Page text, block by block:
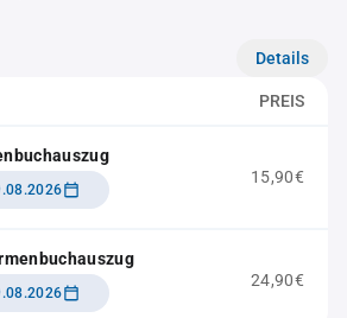
Details
PREIS
15,90€
24,90€